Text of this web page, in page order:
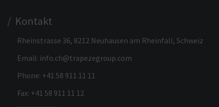
/ Kontakt
Rheinstrasse 36, 8212 Neuhausen am Rheinfall, Schweiz
Email: info.ch@trapezegroup.com
Phone: +41 58 911 11 11
Fax: +41 58 911 11 12